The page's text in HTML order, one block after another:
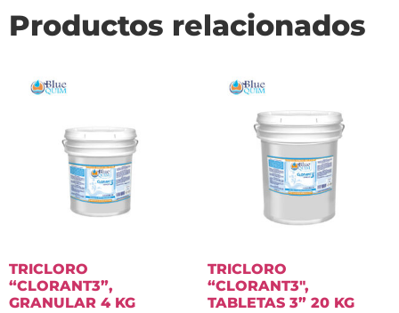
Productos relacionados
TRICLORO
“CLORANT3”,
GRANULAR 4 KG
TRICLORO
“CLORANT3″,
TABLETAS 3” 20 KG